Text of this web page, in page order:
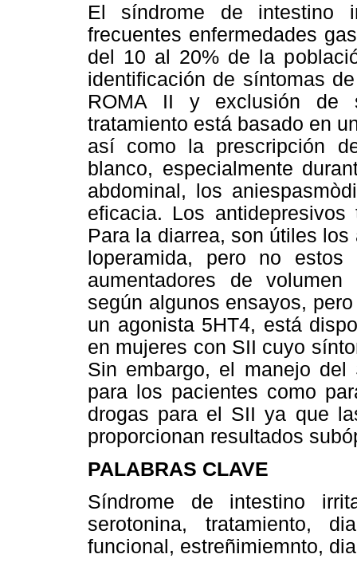
El síndrome de intestino
frecuentes enfermedades
del 10 al 20% de la
identificación de síntomas
ROMA II y exclusión de
tratamiento está basado en
así como la prescripción
blanco, especialmente
abdominal, los
eficacia. Los
Para la diarrea, son útiles
loperamida, pero no
aumentadores de
según algunos ensayos,
un agonista 5HT4, está
en mujeres con SII cuyo
Sin embargo, el manejo
para los pacientes como
drogas para el SII ya que
proporcionan resultados
PALABRAS CLAVE
Síndrome de intestino
serotonina, tratamiento,
funcional, estreñimiemnto,